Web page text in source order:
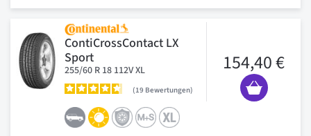
ContiCrossContact LX
Sport
255/60 R 18 112V XL
19 Bewertungen
154,40 €